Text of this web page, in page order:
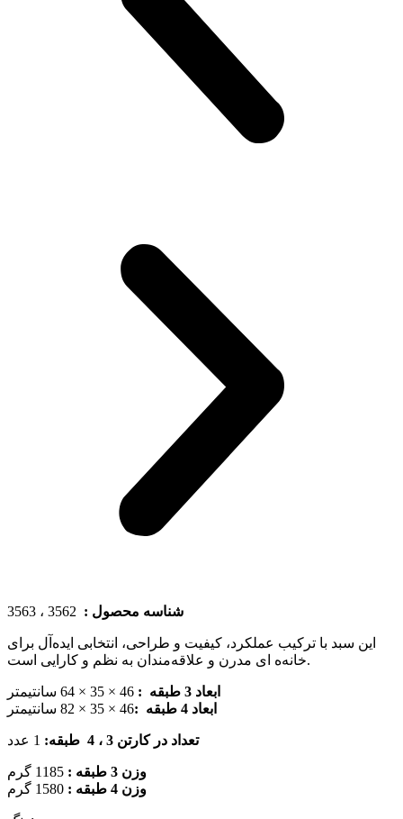
شناسه محصول : 3562 ، 3563
این سبد با ترکیب عملکرد، کیفیت و طراحی، انتخابی ایده‌آل برای
خانه‌ه ای مدرن و علاقه‌مندان به نظم و کارایی است.
ابعاد 3 طبقه :
46 × 35 × 64 سانتیمتر
ابعاد 4 طبقه :
46 × 35 × 82 سانتیمتر
تعداد در کارتن 3 ، 4 طبقه :
1 عدد
وزن
وزن 4 طبقه :